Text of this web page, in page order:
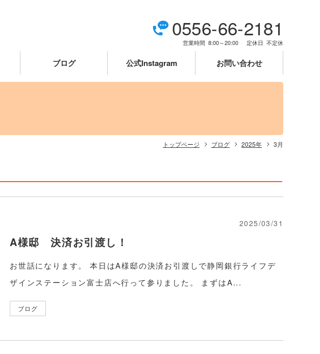
0556-66-2181
営業時間 8:00～20:00 定休日 不定休
ブログ 公式Instagram お問い合わせ
トップページ ブログ 2025年 3月
2025/03/31
A様邸 決済お引渡し！
お世話になります。 本日はA様邸の決済お引渡しで静岡銀行ライフデ
ザインステーション富士店へ行って参りました。 まずはA...
ブログ